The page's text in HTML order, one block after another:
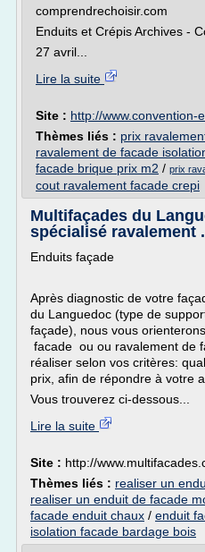
comprendrechoisir.com
Enduits et Crépis Archives -
27 avril...
Lire la suite
Site : http://www.convention-
Thèmes liés : prix
ravalement de facade
facade brique prix m2 / prix
cout ravalement facade crepi
Multifaçades du
spécialisé ravalement
Enduits façade
Après diagnostic de votre
du Languedoc (type de
façade), nous vous
facade ou ou ravalement de
réaliser selon vos critères:
prix, afin de répondre à votre
Vous trouverez ci-dessous...
Lire la suite
Site : http://
Thèmes liés : realiser un
realiser un enduit de facade
facade enduit chaux / enduit
isolation facade bardage bois